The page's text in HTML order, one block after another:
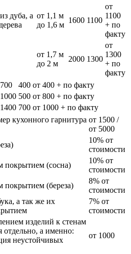
дуба, а от 1,1 м
до 1,6 м
1600 1100
от
1100
+ по
факту
от 1,7 м
до 2 м
2000 1300
от
1300
+ по
факту
700 400 от 400 + по факту
1000 500 от 800 + по факту
1400 700 от 1000 + по факту
кухонного гарнитура от 1500 /
от 5000
10% от
стоимости
покрытием (сосна)
10% от
стоимости
покрытием (береза)
8% от
стоимости
а так же их
7% от
стоимости
изделий к стенам
а именно:
неустойчивых
от 1000